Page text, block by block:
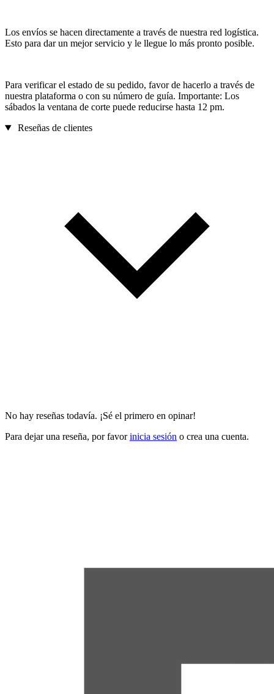
Los envíos se hacen directamente a través de nuestra red logística.
Esto para dar un mejor servicio y le llegue lo más pronto posible.
Para verificar el estado de su pedido, favor de hacerlo a través de
nuestra plataforma o con su número de guía. Importante: Los
sábados la ventana de corte puede reducirse hasta 12 pm.
Reseñas de clientes
No hay reseñas todavía. ¡Sé el primero en opinar!
Para dejar una reseña, por favorinicia sesión o crea una cuenta.